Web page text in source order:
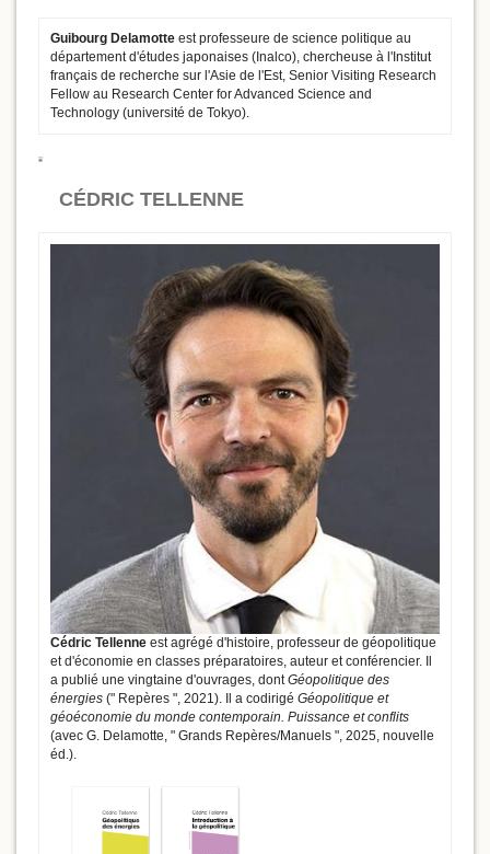
Guibourg Delamotte est professeure de science politique au
département d'études japonaises (Inalco), chercheuse à l'Institut
français de recherche sur l'Asie de l'Est, Senior Visiting Research
Fellow au Research Center for Advanced Science and
Technology (université de Tokyo).
CÉDRIC TELLENNE
Cédric Tellenne est agrégé d'histoire, professeur de géopolitique
et d'économie en classes préparatoires, auteur et conférencier. Il
a publié une vingtaine d'ouvrages, dontGéopolitique des
énergies (" Repères ", 2021). Il a codirigé Géopolitique et
géoéconomie du monde contemporain. Puissance et conflits
(avec G. Delamotte, " Grands Repères/Manuels ", 2025, nouvelle
éd.).